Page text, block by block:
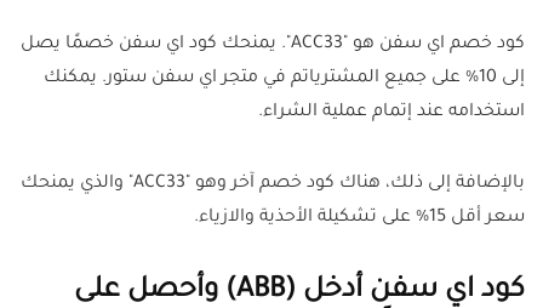
كود خصم اي سفن هو " ACC33 ". يمنحك كود اي سفن خصمًا يصل
إلى 10% على جميع المشترياتم في متجر اي سفن ستور. يمكنك
استخدامه عند إتمام عملية الشراء.
بالإضافة إلى ذلك، هناك كود خصم آخر وهو " ACC33 " والذي يمنحك
سعر أقل 15% على تشكيلة الأحذية والازياء.
كود اي سفن أدخل (ABB) وأحصل على